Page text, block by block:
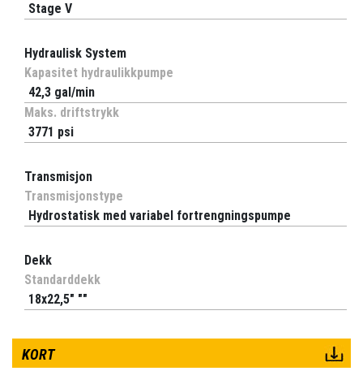
Stage V
Hydraulisk System
Kapasitet hydraulikkpumpe
42,3 gal/min
Maks. driftstrykk
3771 psi
Transmisjon
Transmisjonstype
Hydrostatisk med variabel fortrengningspumpe
Dekk
Standarddekk
18x22,5" ""
KORT